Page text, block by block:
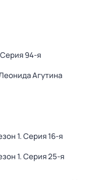
94-я
Агутина
1. Серия 16-я
1. Серия 25-я